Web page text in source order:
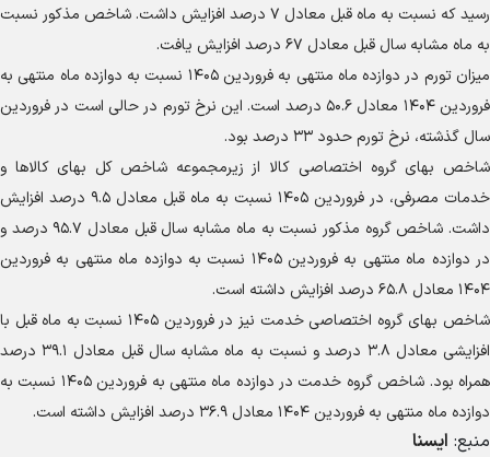
رسید که نسبت به ماه قبل معادل ۷ درصد افزایش داشت. شاخص مذکور نسبت
به ماه مشابه سال قبل معادل ۶۷ درصد افزایش یافت.
میزان تورم در دوازده ماه منتهی به فروردین ۱۴۰۵ نسبت به دوازده ماه منتهی به
فروردین ۱۴۰۴ معادل ۵۰.۶ درصد است. این نرخ تورم در حالی است در فروردین
سال گذشته، نرخ تورم حدود ۳۳ درصد بود.
شاخص بهای گروه اختصاصی کالا از زیرمجموعه شاخص کل بهای کالا‌ها و
خدمات مصرفی، در فروردین ۱۴۰۵ نسبت به ماه قبل معادل ۹.۵ درصد افزایش
داشت. شاخص گروه مذکور نسبت به ماه مشابه سال قبل معادل ۹۵.۷ درصد و
در دوازده ماه منتهی به فروردین ۱۴۰۵ نسبت به دوازده ماه منتهی به فروردین
۱۴۰۴ معادل ۶۵.۸ درصد افزایش داشته است.
شاخص بهای گروه اختصاصی خدمت نیز در فروردین ۱۴۰۵ نسبت به ماه قبل با
افزایشی معادل ۳.۸ درصد و نسبت به ماه مشابه سال قبل معادل ۳۹.۱ درصد
همراه بود. شاخص گروه خدمت در دوازده ماه منتهی به فروردین ۱۴۰۵ نسبت به
دوازده ماه منتهی به فروردین ۱۴۰۴ معادل ۳۶.۹ درصد افزایش داشته است.
منبع: ایسنا